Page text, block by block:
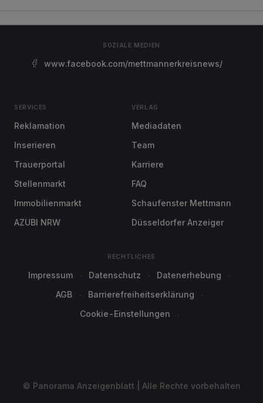
SOZIALE MEDIEN
www.facebook.com/mettmannerkreisnews/
SERVICES
Reklamation
Inserieren
Trauerportal
Stellenmarkt
Immobilienmarkt
AZUBI NRW
VERLAG
Mediadaten
Team
Karriere
FAQ
Schaufenster Mettmann
Düsseldorfer Anzeiger
RECHTLICHES
Impressum Datenschutz
Datenerhebung
AGB
Barrierefreiheitserklärung
Cookie-Einstellungen
© Panorama Anzeigenblatt | Alle Rechte vorbehalten